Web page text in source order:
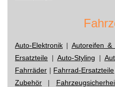
Auto-Elektronik | Autoreifen &
Ersatzteile | Auto-Styling |
Fahrräder | Fahrrad-Ersatzteile
Zubehör |